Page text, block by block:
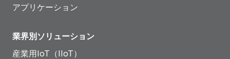
アプリケーション
業界別ソリューション
産業用IoT（IIoT）